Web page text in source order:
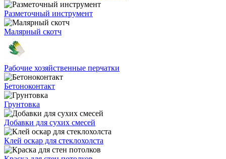
Разметочный инструмент
Малярный скотч
Рабочие хозяйственные перчатки
Бетоноконтакт
Грунтовка
Добавки для сухих смесей
Клей оскар для стеклохолста